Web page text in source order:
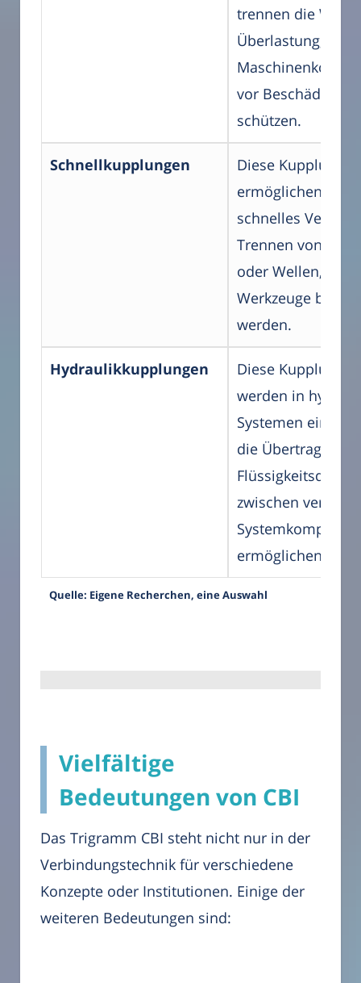
trennen die
Überlastung, um
vor
schützen.
Schnellkupplungen
Diese Kupplungen
ermöglichen ein
schnelles
Trennen von
oder Wellen,
Werkzeuge
werden.
Hydraulikkupplungen
Diese Kupplungen
werden in
Systemen
die Übertragung
Flüssigkeitsdruck
zwischen
ermöglichen.
Quelle: Eigene Recherchen, eine Auswahl
Vielfältige
Bedeutungen von CBI
Das Trigramm CBI steht nicht nur in der
Verbindungstechnik für verschiedene
Konzepte oder Institutionen. Einige der
weiteren Bedeutungen sind: